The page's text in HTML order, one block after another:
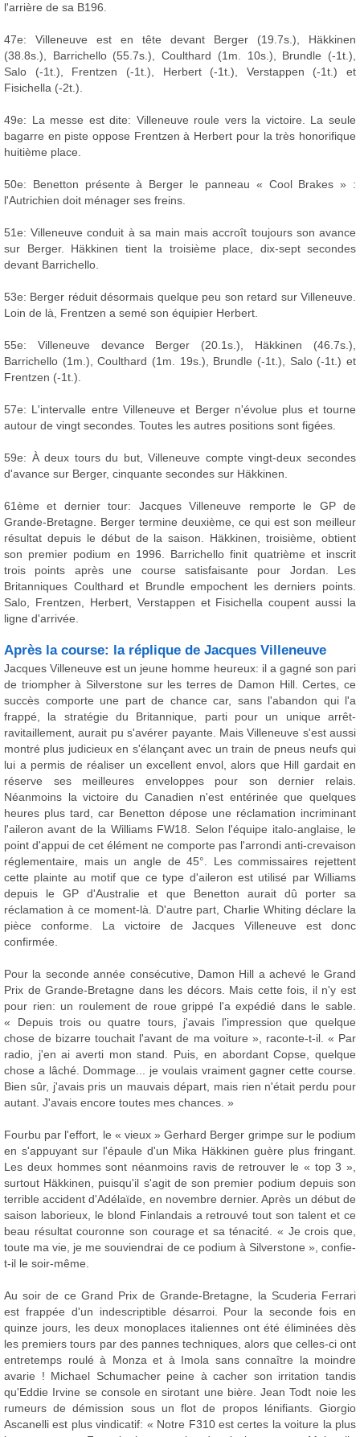
l'arrière de sa B196.
47e: Villeneuve est en tête devant Berger (19.7s.), Häkkinen
(38.8s.), Barrichello (55.7s.), Coulthard (1m. 10s.), Brundle (-1t.),
Salo (-1t.), Frentzen (-1t.), Herbert (-1t.), Verstappen (-1t.) et
Fisichella (-2t.).
49e: La messe est dite: Villeneuve roule vers la victoire. La seule
bagarre en piste oppose Frentzen à Herbert pour la très honorifique
huitième place.
50e: Benetton présente à Berger le panneau « Cool Brakes » :
l'Autrichien doit ménager ses freins.
51e: Villeneuve conduit à sa main mais accroît toujours son avance
sur Berger. Häkkinen tient la troisième place, dix-sept secondes
devant Barrichello.
53e: Berger réduit désormais quelque peu son retard sur Villeneuve.
Loin de là, Frentzen a semé son équipier Herbert.
55e: Villeneuve devance Berger (20.1s.), Häkkinen (46.7s.),
Barrichello (1m.), Coulthard (1m. 19s.), Brundle (-1t.), Salo (-1t.) et
Frentzen (-1t.).
57e: L'intervalle entre Villeneuve et Berger n'évolue plus et tourne
autour de vingt secondes. Toutes les autres positions sont figées.
59e: À deux tours du but, Villeneuve compte vingt-deux secondes
d'avance sur Berger, cinquante secondes sur Häkkinen.
61ème et dernier tour: Jacques Villeneuve remporte le GP de
Grande-Bretagne. Berger termine deuxième, ce qui est son meilleur
résultat depuis le début de la saison. Häkkinen, troisième, obtient
son premier podium en 1996. Barrichello finit quatrième et inscrit
trois points après une course satisfaisante pour Jordan. Les
Britanniques Coulthard et Brundle empochent les derniers points.
Salo, Frentzen, Herbert, Verstappen et Fisichella coupent aussi la
ligne d'arrivée.
Après la course: la réplique de Jacques Villeneuve
Jacques Villeneuve est un jeune homme heureux: il a gagné son pari
de triompher à Silverstone sur les terres de Damon Hill. Certes, ce
succès comporte une part de chance car, sans l'abandon qui l'a
frappé, la stratégie du Britannique, parti pour un unique arrêt-
ravitaillement, aurait pu s'avérer payante. Mais Villeneuve s'est aussi
montré plus judicieux en s'élançant avec un train de pneus neufs qui
lui a permis de réaliser un excellent envol, alors que Hill gardait en
réserve ses meilleures enveloppes pour son dernier relais.
Néanmoins la victoire du Canadien n'est entérinée que quelques
heures plus tard, car Benetton dépose une réclamation incriminant
l'aileron avant de la Williams FW18. Selon l'équipe italo-anglaise, le
point d'appui de cet élément ne comporte pas l'arrondi anti-crevaison
réglementaire, mais un angle de 45°. Les commissaires rejettent
cette plainte au motif que ce type d'aileron est utilisé par Williams
depuis le GP d'Australie et que Benetton aurait dû porter sa
réclamation à ce moment-là. D'autre part, Charlie Whiting déclare la
pièce conforme. La victoire de Jacques Villeneuve est donc
confirmée.
Pour la seconde année consécutive, Damon Hill a achevé le Grand
Prix de Grande-Bretagne dans les décors. Mais cette fois, il n'y est
pour rien: un roulement de roue grippé l'a expédié dans le sable.
« Depuis trois ou quatre tours, j'avais l'impression que quelque
chose de bizarre touchait l'avant de ma voiture », raconte-t-il. « Par
radio, j'en ai averti mon stand. Puis, en abordant Copse, quelque
chose a lâché. Dommage... je voulais vraiment gagner cette course.
Bien sûr, j'avais pris un mauvais départ, mais rien n'était perdu pour
autant. J'avais encore toutes mes chances. »
Fourbu par l'effort, le « vieux » Gerhard Berger grimpe sur le podium
en s'appuyant sur l'épaule d'un Mika Häkkinen guère plus fringant.
Les deux hommes sont néanmoins ravis de retrouver le « top 3 »,
surtout Häkkinen, puisqu'il s'agit de son premier podium depuis son
terrible accident d'Adélaïde, en novembre dernier. Après un début de
saison laborieux, le blond Finlandais a retrouvé tout son talent et ce
beau résultat couronne son courage et sa ténacité. « Je crois que,
toute ma vie, je me souviendrai de ce podium à Silverstone », confie-
t-il le soir-même.
Au soir de ce Grand Prix de Grande-Bretagne, la Scuderia Ferrari
est frappée d'un indescriptible désarroi. Pour la seconde fois en
quinze jours, les deux monoplaces italiennes ont été éliminées dès
les premiers tours par des pannes techniques, alors que celles-ci ont
entretemps roulé à Monza et à Imola sans connaître la moindre
avarie ! Michael Schumacher peine à cacher son irritation tandis
qu'Eddie Irvine se console en sirotant une bière. Jean Todt noie les
rumeurs de démission sous un flot de propos lénifiants. Giorgio
Ascanelli est plus vindicatif: « Notre F310 est certes la voiture la plus